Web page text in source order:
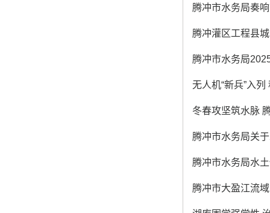
腾冲市水务局奏
腾冲灌区工程县
腾冲市水务局
无人机“新兵”入
冬春攻坚筑水脉
腾冲市水务局关
腾冲市水务局水
腾冲市大盈江流